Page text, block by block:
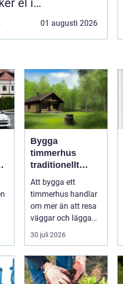
01 augusti 2026
Bygga
timmerhus
traditionellt
hantverk för
moderna behov
Att bygga ett
timmerhus handlar
om mer än att resa
väggar och lägga
ett tak. Ett
timmerhus är ett
lå...
30 juli 2026